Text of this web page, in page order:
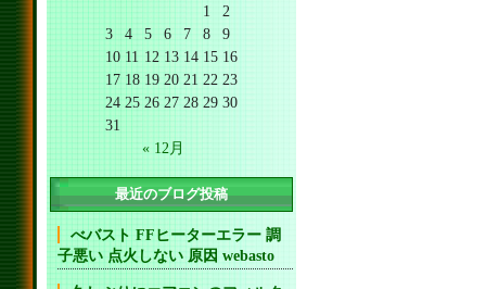
1
2
3
4 5 6 7 8
9
10 11 12 13 14 15 16
17 18 19 20 21 22 23
24 25 26 27 28 29 30
31
« 12月
最近のブログ投稿
べバスト FFヒーターエラー 調
子悪い 点火しない 原因 webasto